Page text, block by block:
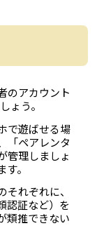
のアカウント
ょう。
で遊ばせる場
「ペアレンタ
管理しましょ
。
れぞれに、
認証など）を
類推できない